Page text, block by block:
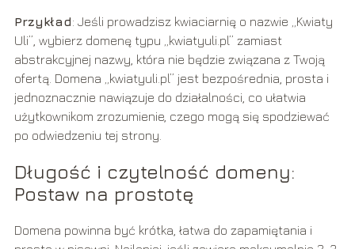
Przykład: Jeśli prowadzisz kwiaciarnię o nazwie „Kwiaty
Uli”, wybierz domenę typu „kwiatyuli.pl” zamiast
abstrakcyjnej nazwy, która nie będzie związana z Twoją
ofertą. Domena „kwiatyuli.pl” jest bezpośrednia, prosta i
jednoznacznie nawiązuje do działalności, co ułatwia
użytkownikom zrozumienie, czego mogą się spodziewać
po odwiedzeniu tej strony.
Długość i czytelność domeny:
Postaw na prostotę
Domena powinna być krótka, łatwa do zapamiętania i